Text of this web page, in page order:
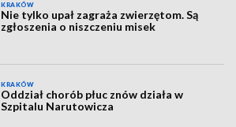
KRAKÓW
Nie tylko upał zagraża zwierzętom. Są
zgłoszenia o niszczeniu misek
KRAKÓW
Oddział chorób płuc znów działa w
Szpitalu Narutowicza